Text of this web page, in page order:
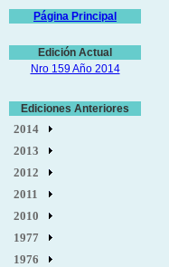
Página Principal
Edición Actual
Nro 159 Año 2014
Ediciones Anteriores
2014
2013
2012
2011
2010
1977
1976